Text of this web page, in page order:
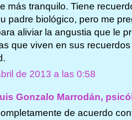
más tranquilo. Tiene
padre biológico, pero me
aliviar la angustia que le
que viven en sus
de 2013 a las 0:58
Gonzalo Marrodán,
de acuerdo